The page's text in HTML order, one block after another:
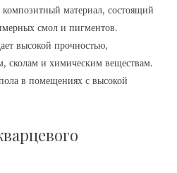
материал, состоящий
смол и пигментов.
высокой прочностью,
сколам и химическим веществам.
в помещениях с высокой